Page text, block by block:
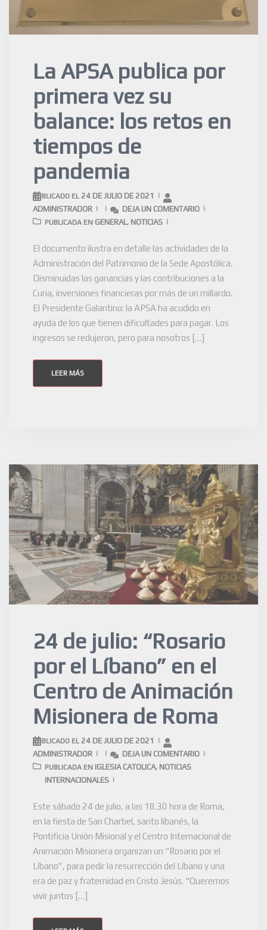
La APSA publica por
primera vez su
balance: los retos en
tiempos de
pandemia
PUBLICADO EL 24 DE JULIO DE 2021
ADMINISTRADOR
DEJA UN COMENTARIO
PUBLICADA EN GENERAL, NOTICIAS
El documento ilustra en detalle las actividades de la
Administración del Patrimonio de la Sede Apostólica.
Disminuidas las ganancias y las contribuciones a la
Curia, inversiones financieras por más de un millardo.
El Presidente Galantino: la APSA ha acudido en
ayuda de los que tienen dificultades para pagar. Los
ingresos se redujeron, pero para nosotros […]
LEER MÁS
24 de julio: “Rosario
por el Líbano” en el
Centro de Animación
Misionera de Roma
PUBLICADO EL 24 DE JULIO DE 2021
ADMINISTRADOR
DEJA UN COMENTARIO
PUBLICADA EN IGLESIA CATOLICA, NOTICIAS
INTERNACIONALES
Este sábado 24 de julio, a las 18.30 hora de Roma,
en la fiesta de San Charbel, santo libanés, la
Pontificia Unión Misional y el Centro Internacional de
Animación Misionera organizan un “Rosario por el
Líbano”, para pedir la resurrección del Líbano y una
era de paz y fraternidad en Cristo Jesús. “Queremos
vivir juntos […]